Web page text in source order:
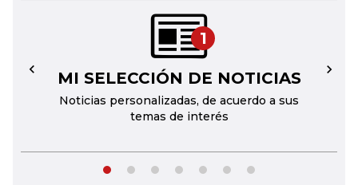
1
MI SELECCIÓN DE NOTICIAS
Noticias personalizadas, de acuerdo a sus
temas de interés
← →